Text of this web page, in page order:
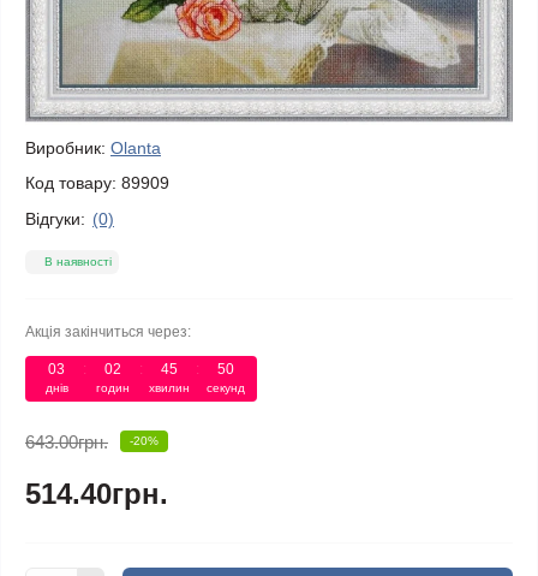
Виробник: Olanta
Код товару: 89909
Відгуки: (0)
В наявності
Акція закінчиться через:
03
днів
: 02
годин
: 45
хвилин
: 50
секунд
643.00грн. -20%
514.40грн.